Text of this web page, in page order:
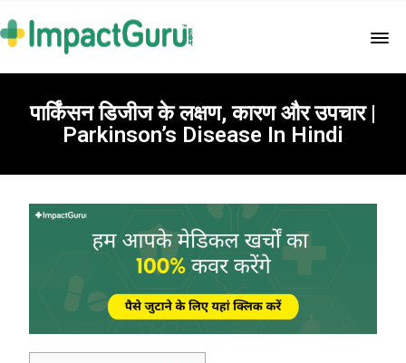
पार्किंसन डिजीज के लक्षण, कारण और उपचार |
Parkinson’s Disease In Hindi